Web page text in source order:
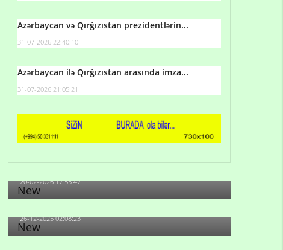
Azərbaycan və Qırğızıstan prezidentlərin...
31-07-2026 22:40:10
Azərbaycan ilə Qırğızıstan arasında imza...
31-07-2026 21:05:21
artıb?
20-02-2026 17:55:47
Məni bura NAZİR GÖNDƏRİB - 1937-ci ildən
fəaliyyətdə olan və...
26-12-2025 02:08:23
-Ay qız, sən məhkəməni udmayacaqsan... Sən
bilirsən də, məni...